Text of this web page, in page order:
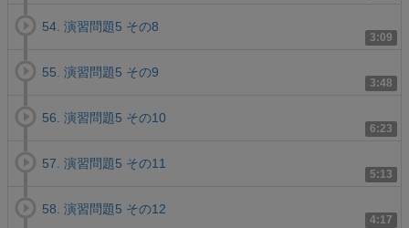
3:09
54. 演習問題5 その8
3:48
55. 演習問題5 その9
6:23
56. 演習問題5 その10
5:13
57. 演習問題5 その11
4:17
58. 演習問題5 その12